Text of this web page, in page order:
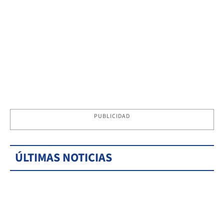
PUBLICIDAD
ÚLTIMAS NOTICIAS